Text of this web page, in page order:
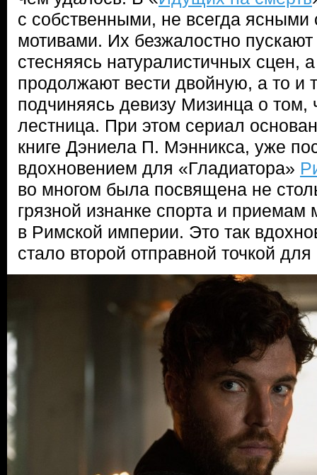
с собственными, не всегда ясными
мотивами. Их безжалостно
стесняясь натуралистичных сцен,
продолжают вести двойную, а то и
подчиняясь девизу Мизинца о том,
лестница. При этом сериал
книге Дэниела П. Мэнникса, уже
вдохновением для «Гладиатора»
во многом была посвящена не
грязной изнанке спорта и
в Римской империи. Это так
стало второй отправной точкой для